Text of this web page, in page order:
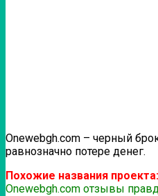
Onewebgh.com – черный
равнозначно потере денег.
Похожие названия проекта:
Onewebgh.com отзывы